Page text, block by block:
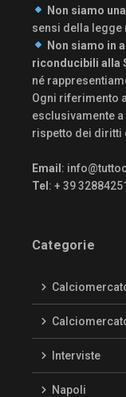
Non siamo
sensi della legge
Non siamo in
riconducibili alla
né
Ogni riferimento
esclusivamente
rispetto dei diritti
Email :
Tel : + 39
Categorie
Interviste
Napoli